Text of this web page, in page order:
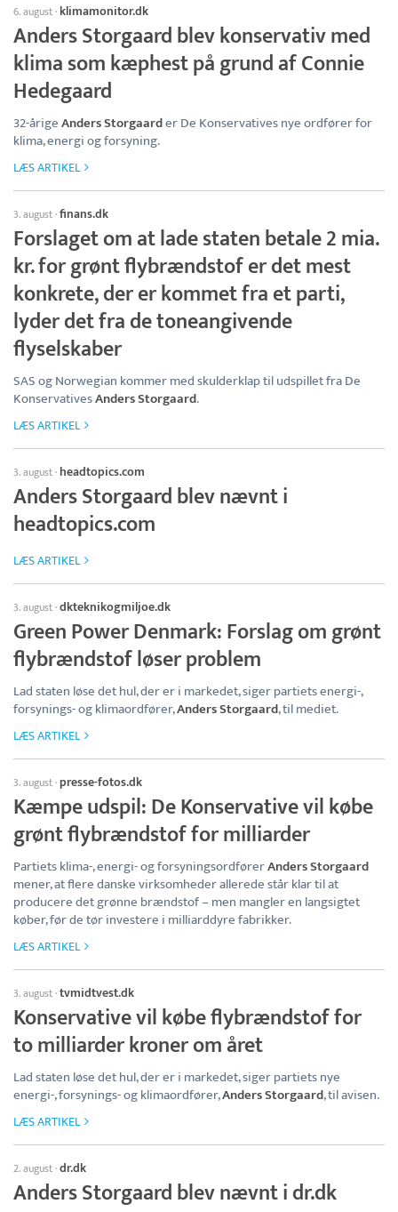
6. august· klimamonitor.dk
Anders Storgaard blev konservativ med
klima som kæphest på grund af Connie
Hedegaard
32-årigeAnders Storgaarder De Konservatives nye ordfører for
klima, energi og forsyning.
LÆS ARTIKEL
3. august·finans.dk
Forslaget om at lade staten betale 2 mia.
kr. for grønt flybrændstof er det mest
konkrete, der er kommet fra et parti,
lyder det fra de toneangivende
flyselskaber
SAS og Norwegian kommer med skulderklap til udspillet fra De
KonservativesAnders Storgaard.
LÆS ARTIKEL
3. august· headtopics.com
Anders Storgaard blev nævnt i
headtopics.com
LÆS ARTIKEL
3. august·dkteknikogmiljoe.dk
Green Power Denmark: Forslag om grønt
flybrændstof løser problem
Lad staten løse det hul, der er i markedet, siger partiets energi-,
forsynings- og klimaordfører,Anders Storgaard, til mediet.
LÆS ARTIKEL
3. august·presse-fotos.dk
Kæmpe udspil: De Konservative vil købe
grønt flybrændstof for milliarder
Partiets klima-, energi- og forsyningsordførerAnders Storgaard
mener, at flere danske virksomheder allerede står klar til at
producere det grønne brændstof – men mangler en langsigtet
køber, før de tør investere i milliarddyre fabrikker.
LÆS ARTIKEL
3. august·tvmidtvest.dk
Konservative vil købe flybrændstof for
to milliarder kroner om året
Lad staten løse det hul, der er i markedet, siger partiets nye
energi-, forsynings- og klimaordfører,Anders Storgaard, til avisen.
LÆS ARTIKEL
2. august·dr.dk
Anders Storgaard blev nævnt i dr.dk